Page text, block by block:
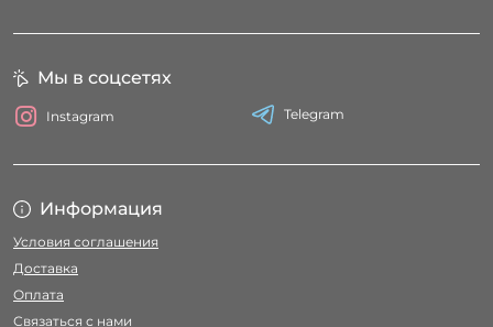
Информация
Условия соглашения
Доставка
Оплата
Связаться с нами
Мы в соцсетях
Instagram Telegram